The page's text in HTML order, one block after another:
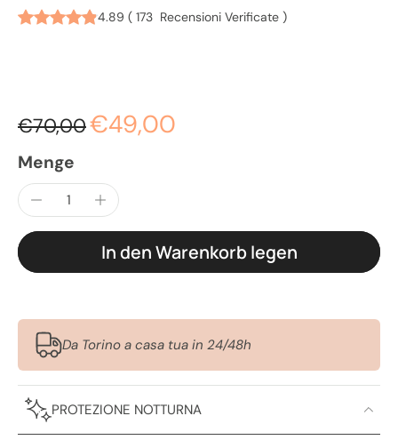
4.89 ( 173 Recensioni Verificate )
€70,00€49,00
Menge
In den Warenkorb legen
Da Torino a casa tua in 24/48h
PROTEZIONE NOTTURNA